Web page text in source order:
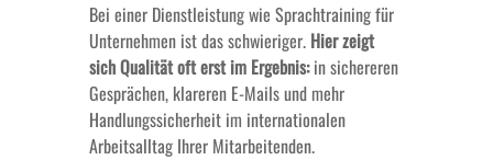
Bei einer Dienstleistung wie Sprachtraining für
Unternehmen ist das schwieriger. Hier zeigt
sich Qualität oft erst im Ergebnis:in sichereren
Gesprächen, klareren E-Mails und mehr
Handlungssicherheit im internationalen
Arbeitsalltag Ihrer Mitarbeitenden.